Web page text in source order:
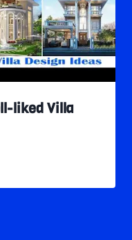
liked Villa